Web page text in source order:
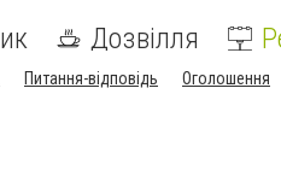
Дозвілля
Питання-відповідь Оголошення